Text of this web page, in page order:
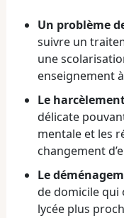
Un problème
suivre un
une
enseignement
Le
délicate
mentale et les
changement
Le
de domicile qui
lycée plus